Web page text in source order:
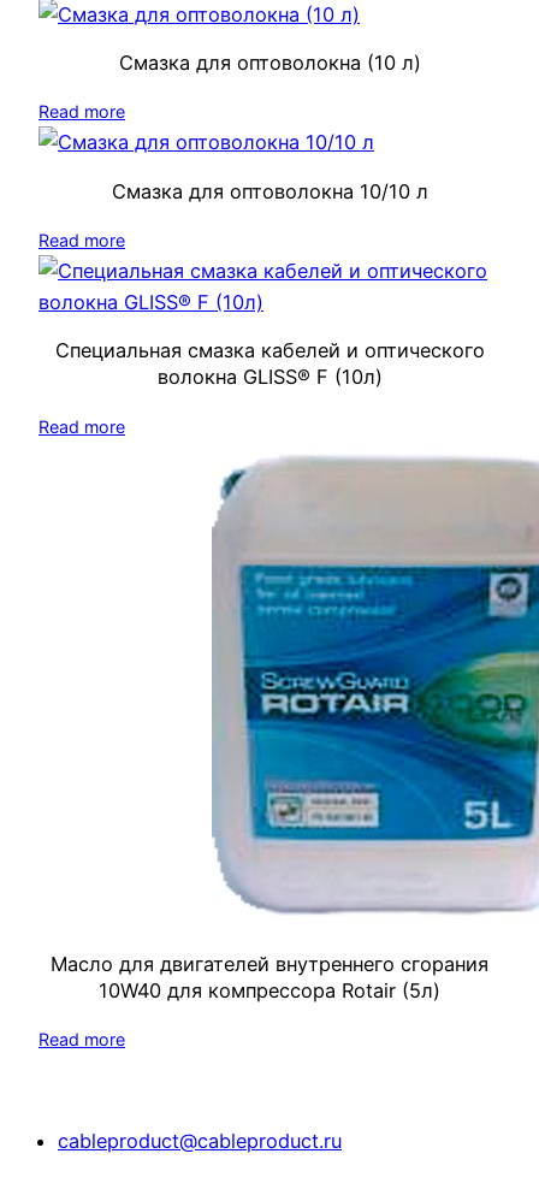
Смазка для оптоволокна (10 л)
Read more
Смазка для оптоволокна 10/10 л
Read more
Специальная смазка кабелей и оптического
волокна GLISS® F (10л)
Read more
Масло для двигателей внутреннего сгорания
10W40 для компрессора Rotair (5л)
Read more
cableproduct@cableproduct.ru